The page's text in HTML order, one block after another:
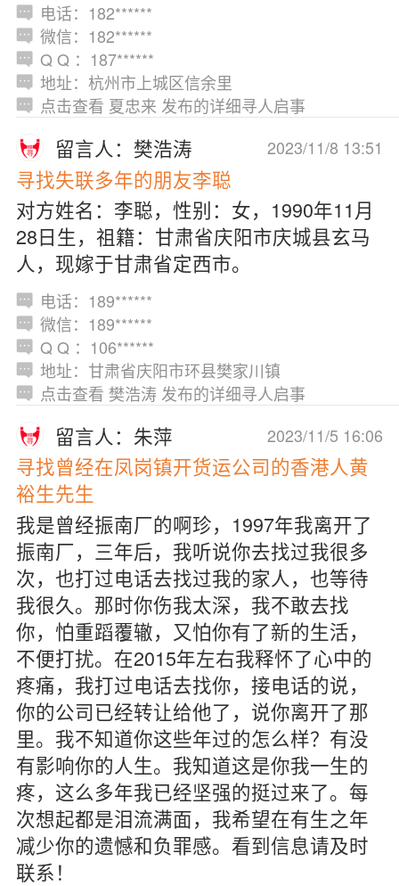
电话：182******
微信：182******
Q Q ：187******
地址：杭州市上城区信余里
点击查看 夏忠来 发布的详细寻人启事
2023/11/8 13:51
留言人：樊浩涛
寻找失联多年的朋友李聪
对方姓名：李聪，性别：女，1990年11月
28日生，祖籍：甘肃省庆阳市庆城县玄马
人，现嫁于甘肃省定西市。
电话：189******
微信：189******
Q Q ：106******
地址：甘肃省庆阳市环县樊家川镇
点击查看 樊浩涛 发布的详细寻人启事
2023/11/5 16:06
留言人：朱萍
寻找曾经在凤岗镇开货运公司的香港人黄
裕生先生
我是曾经振南厂的啊珍，1997年我离开了
振南厂，三年后，我听说你去找过我很多
次，也打过电话去找过我的家人，也等待
我很久。那时你伤我太深，我不敢去找
你，怕重蹈覆辙，又怕你有了新的生活，
不便打扰。在2015年左右我释怀了心中的
疼痛，我打过电话去找你，接电话的说，
你的公司已经转让给他了，说你离开了那
里。我不知道你这些年过的怎么样？有没
有影响你的人生。我知道这是你我一生的
疼，这么多年我已经坚强的挺过来了。每
次想起都是泪流满面，我希望在有生之年
减少你的遗憾和负罪感。看到信息请及时
联系！